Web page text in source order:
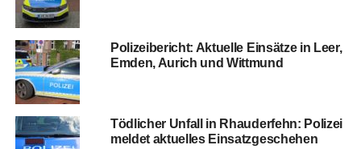
Poli­zei­be­richt: Aktu­el­le Ein­sät­ze in Leer,
Emden, Aurich und Wittmund
Töd­li­cher Unfall in Rhau­der­fehn: Poli­zei
mel­det aktu­el­les Einsatzgeschehen